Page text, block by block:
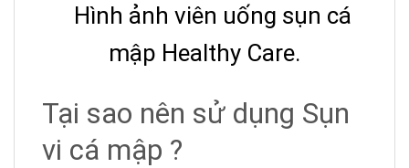
Hình ảnh viên uống sụn cá
mập Healthy Care.
Tại sao nên sử dụng Sụn
vi cá mập ?